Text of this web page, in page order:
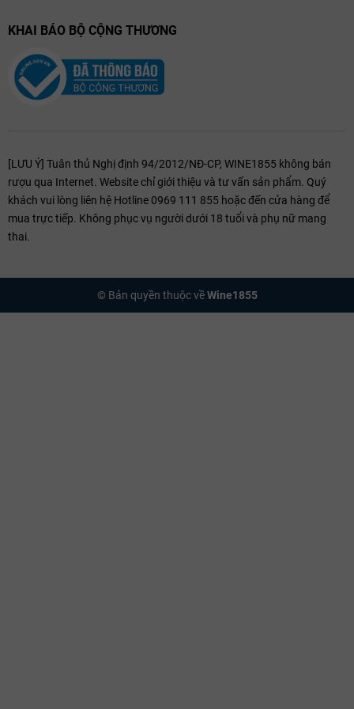
Irrosso: Một dòng IGT sáng tạo, phối trộn Sangiovese với một tỷ
Kỹ thuật Sản xuất
Quy trình sản xuất tại đây là sự kết hợp giữa thủ công tỉ mỉ và công
trái không đạt chuẩn. Quá trình lên men diễn ra trong các thùng gỗ
sồi hình nón hở hoặc thùng thép không gỉ ở nhiệt độ kiểm soát chặt
chẽ 28–30°C bằng men bản địa.
Rượu được ủ trong các thùng gỗ sồi lớn (botti) truyền thống kết hợp
với thùng tonneau dung tích 500 lít tùy theo từng dòng sản phẩm.
có độ cháy trung bình để làm mềm cấu trúc mà không lấn át hương
trái cây nguyên bản. Sau khi đóng chai, rượu tiếp tục được giữ lại
trong hầm tối thêm ít nhất 12 tháng để các tầng hương vị đạt đến độ
KHAI BÁO BỘ CỘNG THƯƠNG
[LƯU Ý] Tuân thủ Nghị định 94/2012/NĐ-CP, WINE1855 không bán
rượu qua Internet. Website chỉ giới thiệu và tư vấn sản phẩm. Quý
khách vui lòng liên hệ Hotline 0969 111 855 hoặc đến cửa hàng để
mua trực tiếp. Không phục vụ người dưới 18 tuổi và phụ nữ mang
thai.
© Bản quyền thuộc vềWine1855